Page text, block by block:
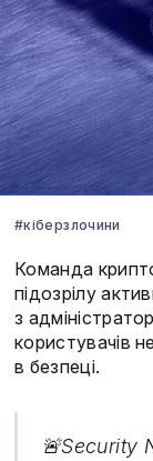
#кіберзлочини
Команда
підозрілу
з
користувачів
в безпеці.
🚨Security